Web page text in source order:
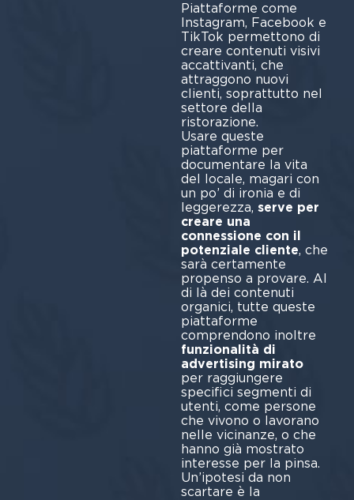
Piattaforme come
Instagram, Facebook e
TikTok permettono di
creare contenuti visivi
accattivanti, che
attraggono nuovi
clienti, soprattutto nel
settore della
ristorazione.
Usare queste
piattaforme per
documentare la vita
del locale, magari con
un po’ di ironia e di
leggerezza, serve per
creare una
connessione con il
potenziale cliente, che
sarà certamente
propenso a provare. Al
di là dei contenuti
organici, tutte queste
piattaforme
comprendono inoltre
funzionalità di
advertising mirato
per raggiungere
specifici segmenti di
utenti, come persone
che vivono o lavorano
nelle vicinanze, o che
hanno già mostrato
interesse per la pinsa.
Un’ipotesi da non
scartare è la